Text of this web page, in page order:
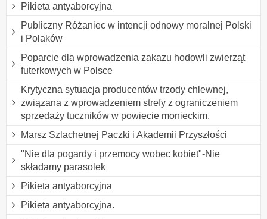
Pikieta antyaborcyjna
Publiczny Różaniec w intencji odnowy moralnej Polski
i Polaków
Poparcie dla wprowadzenia zakazu hodowli zwierząt
futerkowych w Polsce
Krytyczna sytuacja producentów trzody chlewnej,
związana z wprowadzeniem strefy z ograniczeniem
sprzedaży tuczników w powiecie monieckim.
Marsz Szlachetnej Paczki i Akademii Przyszłości
"Nie dla pogardy i przemocy wobec kobiet"-Nie
składamy parasolek
Pikieta antyaborcyjna
Pikieta antyaborcyjna.